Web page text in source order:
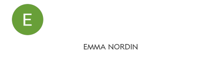
EMMA NORDIN